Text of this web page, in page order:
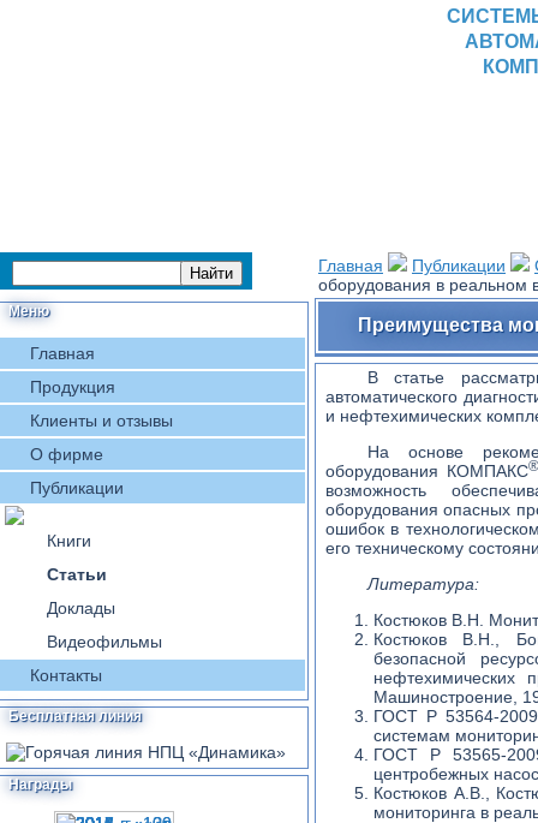
Меню
Главная
Продукция
Клиенты и отзывы
О фирме
Публикации
Книги
Статьи
Доклады
Видеофильмы
Контакты
Бесплатная линия
Награды
Главная Публикации
оборудования в реальном
Преимущества
В статье
автоматического
и нефтехимических
На основе
оборудования КОМПАКС
возможность
оборудования опасных
ошибок в
его техническому
Литература:
Костюков В.Н.
Костюков В.Н.,
безопасной
Машиностроение,
ГОСТ Р 53564-
системам
ГОСТ Р 53565-
центробежных
Костюков А.В.,
мониторинга в